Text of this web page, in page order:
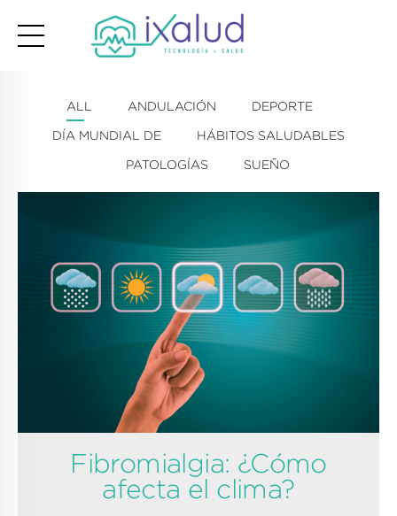
ALL ANDULACIÓN DEPORTE
DÍA MUNDIAL DE HÁBITOS SALUDABLES
PATOLOGÍAS SUEÑO
Fibromialgia: ¿Cómo
afecta el clima?